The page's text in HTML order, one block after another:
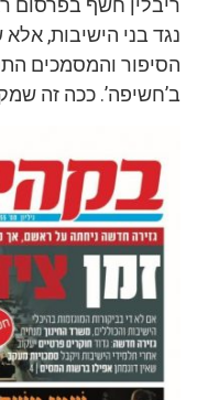
ריבלין חשף בפרסום
נגד בני הישיבות,
הסיפור והמסמכים
ב’חשיפה’. ככה זה